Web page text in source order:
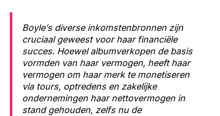
Boyle’s diverse inkomstenbronnen zijn
cruciaal geweest voor haar financiële
succes. Hoewel albumverkopen de basis
vormden van haar vermogen, heeft haar
vermogen om haar merk te monetiseren
via tours, optredens en zakelijke
ondernemingen haar nettovermogen in
stand gehouden, zelfs nu de